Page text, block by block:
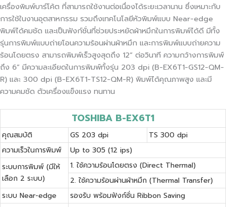
เครื่องพิมพ์บาร์โค้ต ที่สามารถใช้งานต่อเนื่องได้ระยะเวลานาน ซึ่งเหมาะกับ
การใช้ในงานอุตสาหกรรม รวมถึงเทคโนโลยีหัวพิมพ์แบบ Near-edge
พิมพ์ได้คมชัด และเป็นฟังก์ชั่นที่ช่วยประหยัดผ้าหมึกในการพิมพ์ได้ดี มีทั้ง
รุ่นการพิมพ์แบบถ่ายโอนความร้อนผ่านผ้าหมึก และการพิมพ์แบบถ่ายความ
ร้อนโดยตรง สามารถพิมพ์เร็วสูงสุดถึง 12” ต่อวินาที ความกว้างการพิมพ์
ถึง 6” มีความละเอียดในการพิมพ์ทั้งรุ่น 203 dpi (B-EX6T1-GS12-QM-
R) และ 300 dpi (B-EX6T1-TS12-QM-R) พิมพ์ได้คุณภาพสูง และมี
ความคมชัด ตัวเครื่องแข็งแรง ทนทาน
TOSHIBA B-EX6T1
คุณสมบัติ GS 203 dpi
TS 300 dpi
ความเร็วในการพิมพ์
Up to 305 (12 ips)
ระบบการพิมพ์ (มีให้
เลือก 2 ระบบ)
1. ใช้ความร้อนโดยตรง (Direct Thermal)
2. ใช้ความร้อนผ่านผ้าหมึก (Thermal Transfer)
ระบบ Near-edge
รองรับ พร้อมฟังก์ชั่น Ribbon Saving